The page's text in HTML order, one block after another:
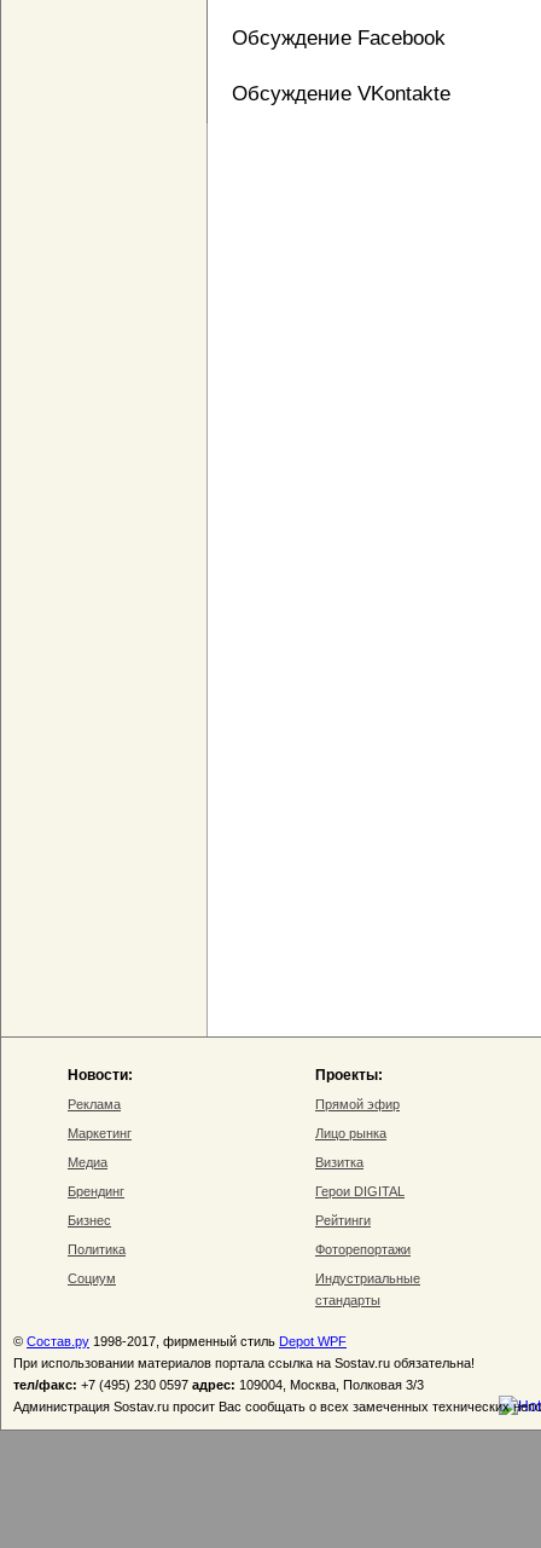
Обсуждение Facebook
Обсуждение VKontakte
Новости:
Реклама
Маркетинг
Медиа
Брендинг
Бизнес
Политика
Социум
Проекты:
Прямой эфир
Лицо рынка
Визитка
Герои DIGITAL
Рейтинги
Фоторепортажи
Индустриальные
стандарты
© Состав.ру 1998-2017, фирменный стиль Depot WPF
При использовании материалов портала ссылка на Sostav.ru обязательна!
тел/факс: +7 (495) 230 0597 адрес: 109004, Москва, Полковая 3/3
Администрация Sostav.ru просит Вас сообщать о всех замеченных технических